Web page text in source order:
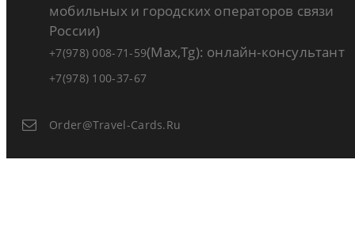
мобильных и городских операторов связи
России)
+7(978) 008-71-59(Max,Tg): онлайн-консультант
+7(978) 100-37-67
Order@travel-Cards.ru